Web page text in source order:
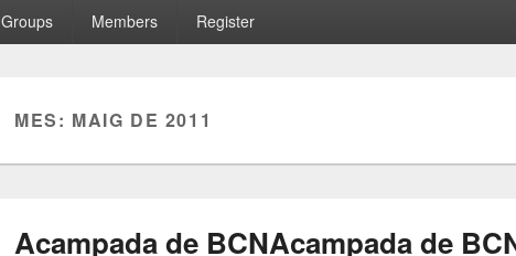
Groups Members Register
MES: MAIG DE 2011
Acampada de BCNAcampada de